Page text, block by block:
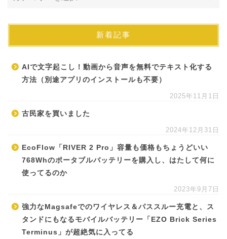
新着記事
AIで文字起こし！動画から音声を無料でテキスト化する
方法（別途アプリのインストールも不要）
2025年11月1日
古民家を買いました
2024年12月31日
EcoFlow「RIVER 2 Pro」容量も価格もちょうどいい
768Whのポータブルバッテリーを購入し、はたして何に
使ってるのか
2023年9月7日
強力なMagsafeでのワイヤレス＆パススルー充電と、ス
タンドにもなるモバイルバッテリー「EZO Brick Series
Terminus」が超絶気に入ってる